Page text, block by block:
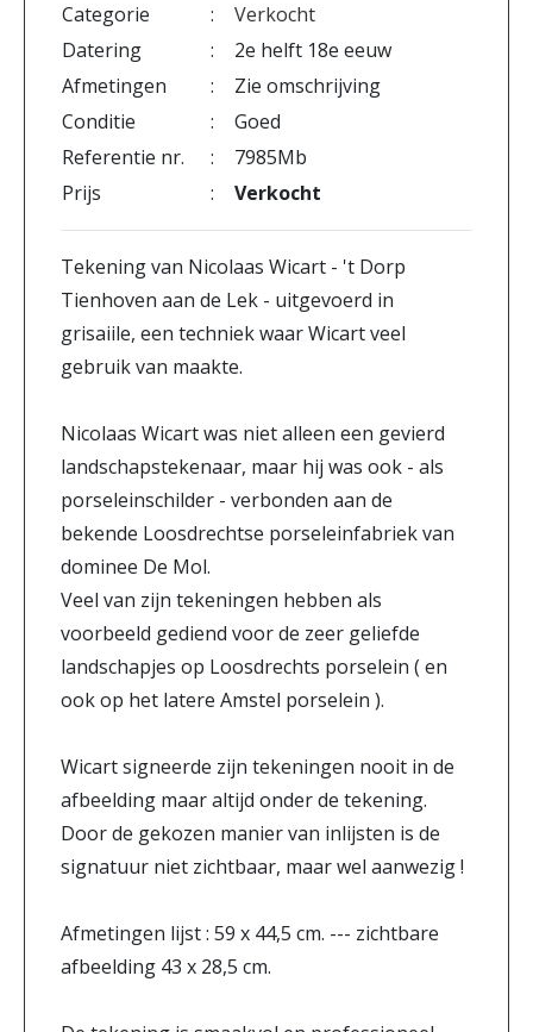
Categorie :
Verkocht
Datering
:
2e helft 18e eeuw
Afmetingen
:
Zie omschrijving
Conditie
:
Goed
Referentie nr.
:
7985Mb
Prijs
: Verkocht
Tekening van Nicolaas Wicart - 't Dorp
Tienhoven aan de Lek - uitgevoerd in
grisaiile, een techniek waar Wicart veel
gebruik van maakte.
Nicolaas Wicart was niet alleen een gevierd
landschapstekenaar, maar hij was ook - als
porseleinschilder - verbonden aan de
bekende Loosdrechtse porseleinfabriek van
dominee De Mol.
Veel van zijn tekeningen hebben als
voorbeeld gediend voor de zeer geliefde
landschapjes op Loosdrechts porselein ( en
ook op het latere Amstel porselein ).
Wicart signeerde zijn tekeningen nooit in de
afbeelding maar altijd onder de tekening.
Door de gekozen manier van inlijsten is de
signatuur niet zichtbaar, maar wel aanwezig !
Afmetingen lijst : 59 x 44,5 cm. --- zichtbare
afbeelding 43 x 28,5 cm.